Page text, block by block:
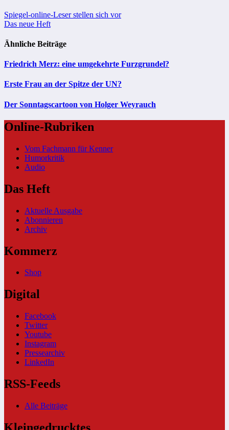
Beitragsnavigation
Spiegel-online-Leser stellen sich vor
Das neue Heft
Ähnliche Beiträge
Friedrich Merz: eine umgekehrte Furzgrundel?
Erste Frau an der Spitze der UN?
Der Sonntagscartoon von Holger Weyrauch
Online-Rubriken
Vom Fachmann für Kenner
Humorkritik
Audio
Das Heft
Aktuelle Ausgabe
Abonnieren
Archiv
Kommerz
Shop
Digital
Facebook
Twitter
Youtube
Instagram
Pressearchiv
LinkedIn
RSS-Feeds
Alle Beiträge